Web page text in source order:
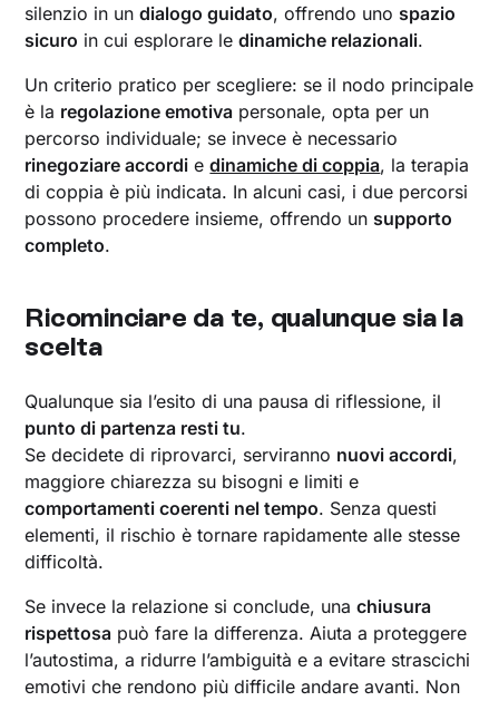
silenzio in undialogo guidato, offrendo uno spazio
sicuro in cui esplorare ledinamiche relazionali.
Un criterio pratico per scegliere: se il nodo principale
è la regolazione emotiva personale, opta per un
percorso individuale; se invece è necessario
rinegoziare accordi edinamiche di coppia, la terapia
di coppia è più indicata. In alcuni casi, i due percorsi
possono procedere insieme, offrendo un supporto
completo.
Ricominciare da te, qualunque sia la
scelta
Qualunque sia l’esito di una pausa di riflessione, il
punto di partenza resti tu.
Se decidete di riprovarci, serviranno nuovi accordi,
maggiore chiarezza su bisogni e limiti e
comportamenti coerenti nel tempo. Senza questi
elementi, il rischio è tornare rapidamente alle stesse
difficoltà.
Se invece la relazione si conclude, unachiusura
rispettosa può fare la differenza. Aiuta a proteggere
l’autostima, a ridurre l’ambiguità e a evitare strascichi
emotivi che rendono più difficile andare avanti. Non